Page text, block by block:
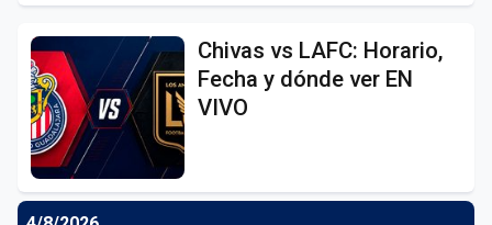
Chivas vs LAFC: Horario,
Fecha y dónde ver EN
VIVO